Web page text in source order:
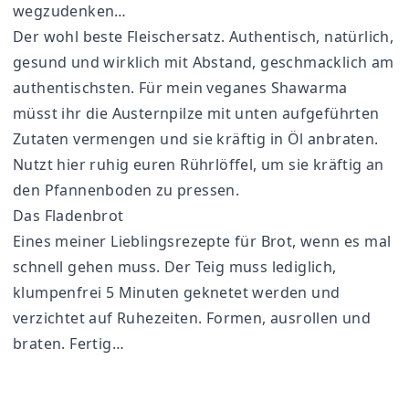
wegzudenken…
Der wohl beste Fleischersatz. Authentisch, natürlich,
gesund und wirklich mit Abstand, geschmacklich am
authentischsten. Für mein veganes Shawarma
müsst ihr die Austernpilze mit unten aufgeführten
Zutaten vermengen und sie kräftig in Öl anbraten.
Nutzt hier ruhig euren Rührlöffel, um sie kräftig an
den Pfannenboden zu pressen.
Das Fladenbrot
Eines meiner Lieblingsrezepte für Brot, wenn es mal
schnell gehen muss. Der Teig muss lediglich,
klumpenfrei 5 Minuten geknetet werden und
verzichtet auf Ruhezeiten. Formen, ausrollen und
braten. Fertig…